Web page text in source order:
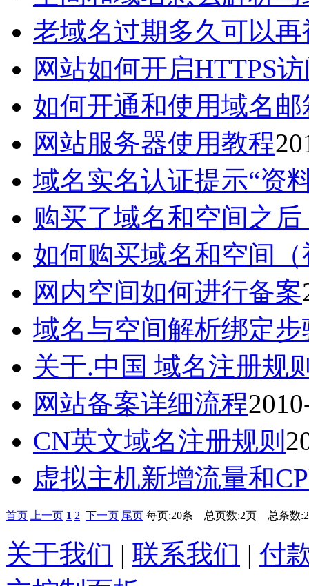
老域名过期多久可以
网站如何开启HTTPS
如何开通和使用域名邮
网站服务器使用教程
域名实名认证提示“资
购买了域名和空间之
如何购买域名和空间
网内空间如何进行备案
域名与空间解析绑定步
关于.中国 域名注册规
网站备案详细流程
CN英文域名注册规则
虚拟主机新增流量和
首页 上一页 1 2 下一页 尾页 每页:20条 总页数:2页 总条数
关于我们 | 联系我们 | 付